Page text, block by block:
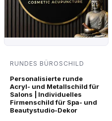
RUNDES BÜROSCHILD
Personalisierte runde
Acryl- und Metallschild für
Salons | Individuelles
Firmenschild für Spa- und
Beautystudio-Dekor